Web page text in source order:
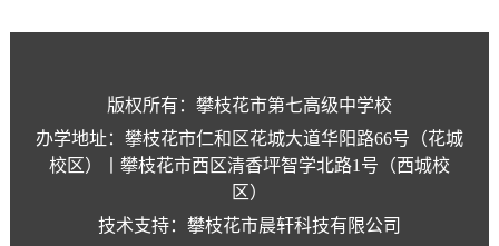
版权所有：攀枝花市第七高级中学校
办学地址：攀枝花市仁和区花城大道华阳路66号（花城
校区）丨攀枝花市西区清香坪智学北路1号（西城校
区）
技术支持：攀枝花市晨轩科技有限公司